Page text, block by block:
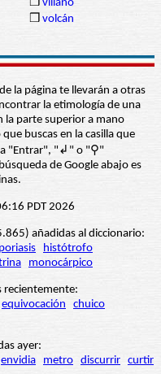
❒ villano
❒ volcán
la página te llevarán a otras
la etimología de una
la parte superior a mano
buscas en la casilla que
"Entrar", "↲" o "⚲"
de Google abajo es
PDT 2026
añadidas al diccionario:
histótrofo
monocárpico
recientemente:
equivocación
chuico
ayer:
envidia metro discurrir curtir